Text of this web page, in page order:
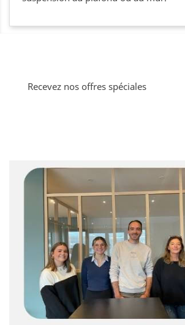
Recevez nos offres spéciales